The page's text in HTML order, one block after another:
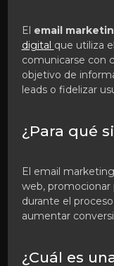
El email
digital que utiliza
comunicarse con
objetivo de
leads o fidelizar
¿Para qué
El email
web, promocionar
durante el
aumentar
¿Cuál es